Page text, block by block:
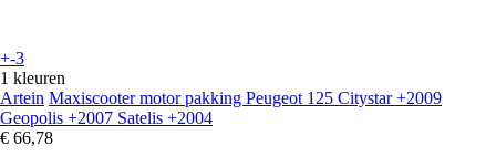
+-3
1 kleuren
Artein Maxiscooter motor pakking Peugeot 125 Citystar +2009
Geopolis +2007 Satelis +2004
€ 66,78